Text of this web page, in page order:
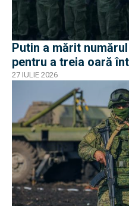
Putin a mărit
pentru a treia oară
27 IULIE 2026